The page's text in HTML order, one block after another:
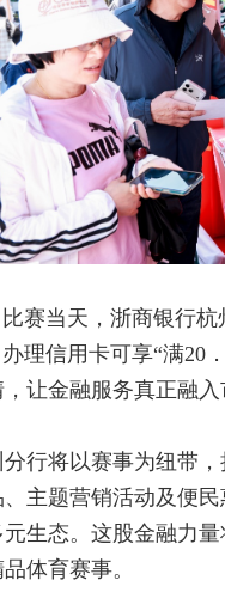
赛当天，浙商银行
理信用卡可享“满
让金融服务真正融
行将以赛事为纽带
主题营销活动及便
生态。这股金融力
体育赛事。